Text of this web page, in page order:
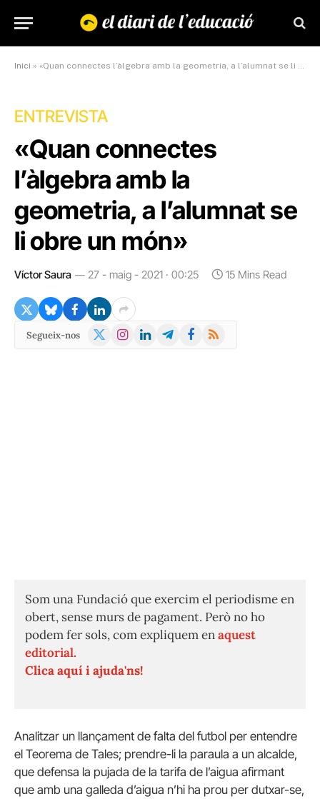
Inici » «Quan connectes l’àlgebra amb la geometria, a l’alumnat se li obre un món»
ENTREVISTA
«Quan connectes
l’àlgebra amb la
geometria, a l’alumnat se
li obre un món»
Víctor Saura 27 - maig - 2021 · 00:25 15 Mins Read
Segueix-nos
X
Instagram
LinkedInTelegramFacebook
RSS
Som una Fundació que exercim el periodisme en
obert, sense murs de pagament. Però no ho
podem fer sols, com expliquem enaquest
editorial.
Clica aquí i ajuda'ns!
Analitzar un llançament de falta del futbol per entendre
el Teorema de Tales; prendre-li la paraula a un alcalde,
que defensa la pujada de la tarifa de l’aigua afirmant
que amb una galleda d’aigua n’hi ha prou per dutxar-se,